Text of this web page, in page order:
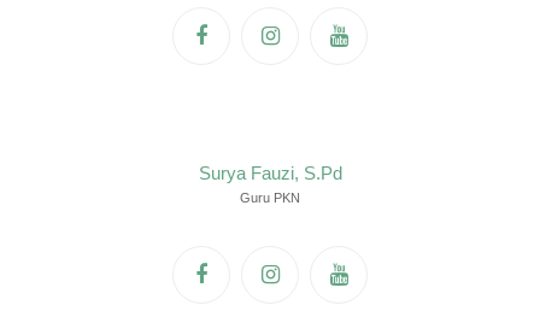
Surya Fauzi, S.Pd
Guru PKN